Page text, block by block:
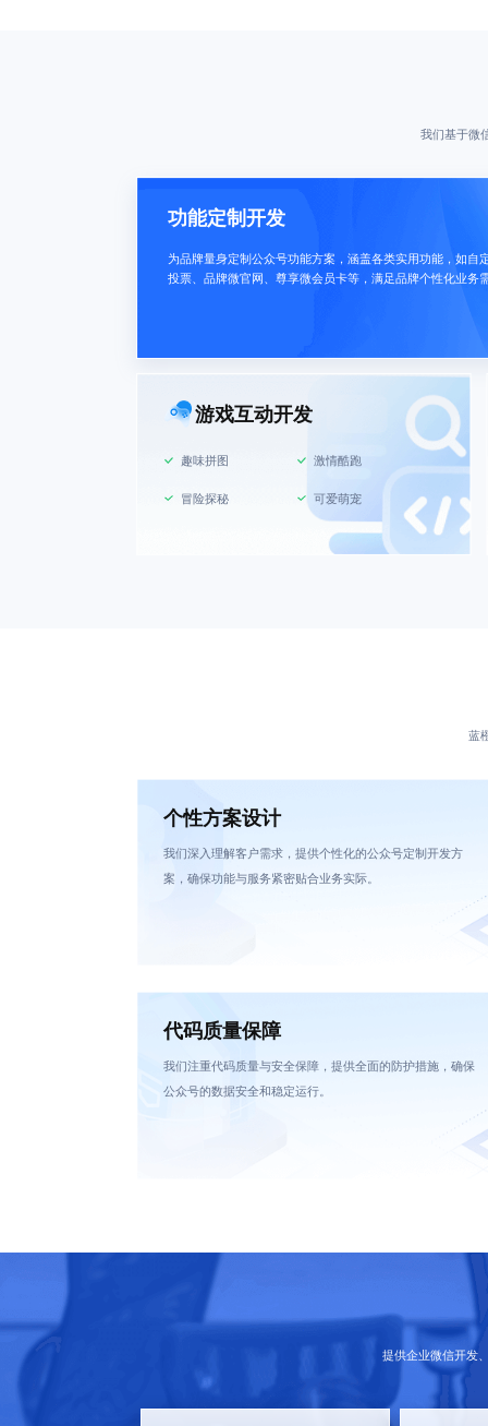
我们基于微
功能定制开发
为品牌量身定制公众号功能方案，涵盖各类实用功能，如自
投票、品牌微官网、尊享微会员卡等，满足品牌个性化业务
游戏互动开发
趣味拼图 激情酷跑
冒险探秘 可爱萌宠
蓝
个性方案设计
我们深入理解客户需求，提供个性化的公众号定制开发方
案，确保功能与服务紧密贴合业务实际。
代码质量保障
我们注重代码质量与安全保障，提供全面的防护措施，确保
公众号的数据安全和稳定运行。
提供企业微信开发